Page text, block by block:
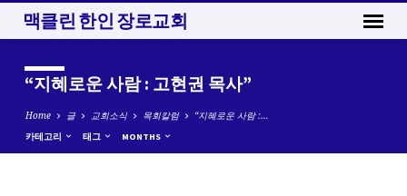
맥클린 한인 장로교회
“지혜로운 사람 : 고현권 목사”
Home 글 교회소식 목회칼럼 “지혜로운 사람 :…
카테고리 태그 MONTHS